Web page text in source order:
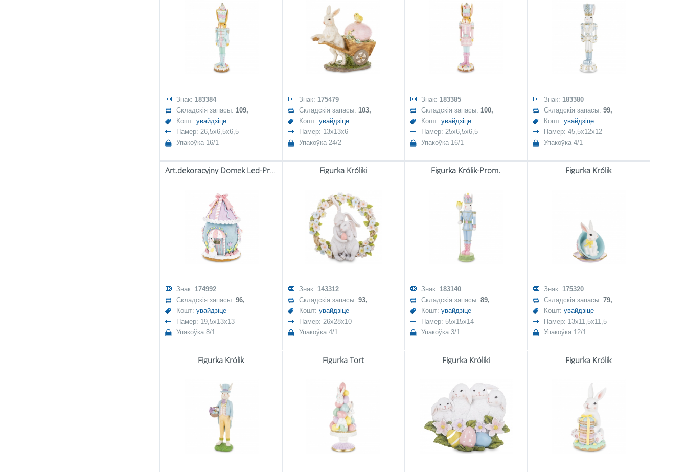
Знак: 183384
Складскія запасы: 109,
Кошт: увайдзіце
Памер: 26,5x6,5x6,5
Упакоўка 16/1
Знак: 175479
Складскія запасы: 103,
Кошт: увайдзіце
Памер: 13x13x6
Упакоўка 24/2
Знак: 183385
Складскія запасы: 100,
Кошт: увайдзіце
Памер: 25x6,5x6,5
Упакоўка 16/1
Знак: 183380
Складскія запасы: 99,
Кошт: увайдзіце
Памер: 45,5x12x12
Упакоўка 4/1
Art.dekoracyjny Domek Led-Prom.
Знак: 174992
Складскія запасы: 96,
Кошт: увайдзіце
Памер: 19,5x13x13
Упакоўка 8/1
Figurka Króliki
Знак: 143312
Складскія запасы: 93,
Кошт: увайдзіце
Памер: 26x28x10
Упакоўка 4/1
Figurka Królik-Prom.
Знак: 183140
Складскія запасы: 89,
Кошт: увайдзіце
Памер: 55x15x14
Упакоўка 3/1
Figurka Królik
Знак: 175320
Складскія запасы: 79,
Кошт: увайдзіце
Памер: 13x11,5x11,5
Упакоўка 12/1
Figurka Królik Figurka Tort Figurka Króliki Figurka Królik